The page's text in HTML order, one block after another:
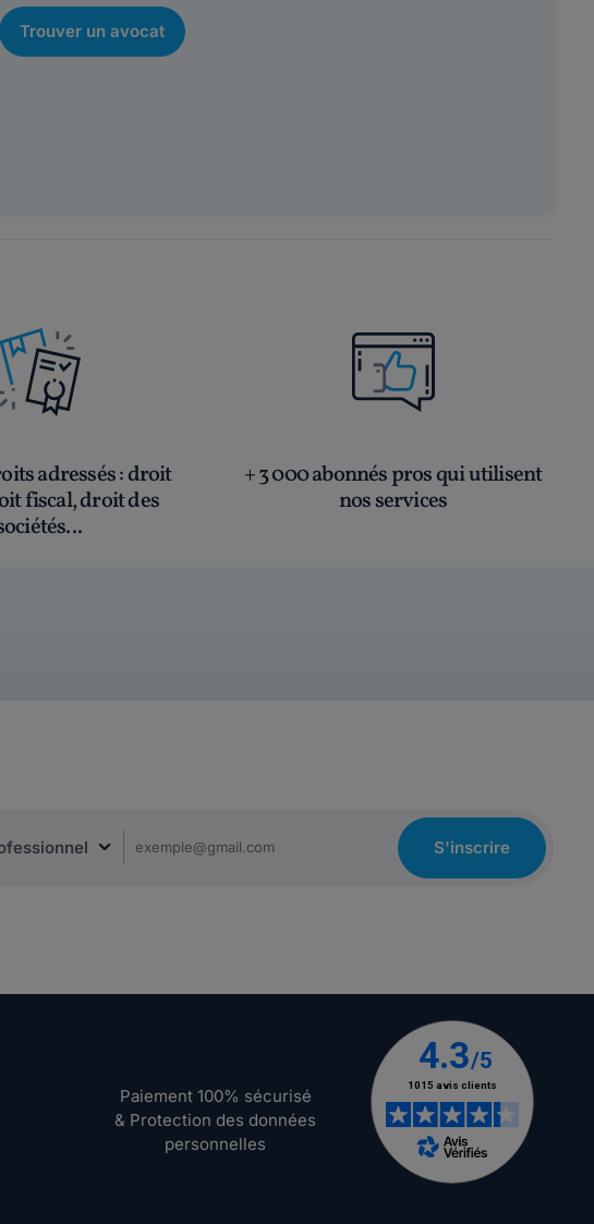
Trouver un avocat
adressés: droit
fiscal, droit des
+ 3 000 abonnés pros qui utilisent
nos services
S'inscrire
Paiement 100% sécurisé
& Protection des données
personnelles